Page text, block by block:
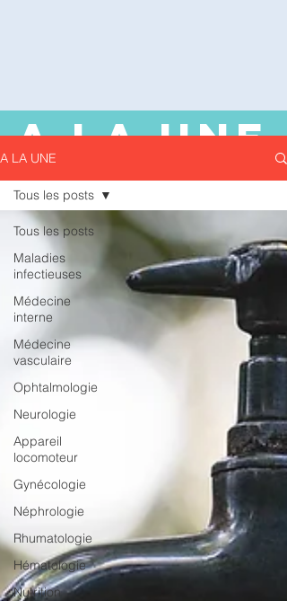
A LA UNE
A LA UNE
Tous les posts
Maladies
infectieuses
Médecine
interne
Médecine
vasculaire
Ophtalmologie
Neurologie
Appareil
locomoteur
Gynécologie
Néphrologie
Rhumatologie
Hématologie
Nutrition
Tous les posts